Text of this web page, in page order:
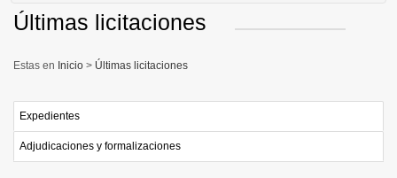
Inicio > Últimas licitaciones
Últimas licitaciones
Expedientes
Adjudicaciones y formalizaciones